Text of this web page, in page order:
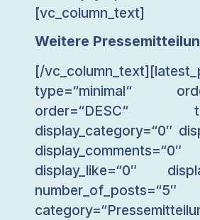
[vc_column_text]
Weitere
[/
type=“minimal“
order=“DESC“
display_category=“0″
display_comments=“0″
display_like=“0″
number_of_posts=“5″